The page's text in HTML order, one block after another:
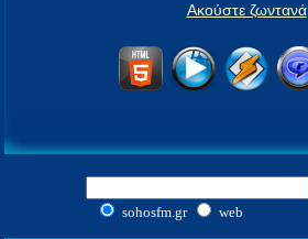
Ακούστε ζωντανά
sohosfm.gr web